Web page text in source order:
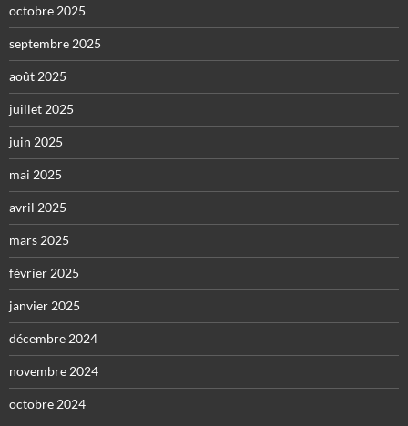
octobre 2025
septembre 2025
août 2025
juillet 2025
juin 2025
mai 2025
avril 2025
mars 2025
février 2025
janvier 2025
décembre 2024
novembre 2024
octobre 2024